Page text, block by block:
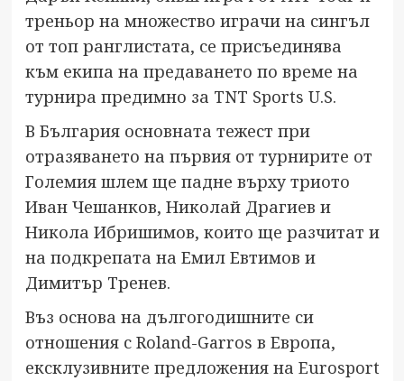
треньор на множество играчи на сингъл
от топ ранглистата, се присъединява
към екипа на предаването по време на
турнира предимно за TNT Sports U.S.
В България основната тежест при
отразяването на първия от турнирите от
Големия шлем ще падне върху триото
Иван Чешанков, Николай Драгиев и
Никола Ибришимов, които ще разчитат и
на подкрепата на Емил Евтимов и
Димитър Тренев.
Въз основа на дългогодишните си
отношения с Roland-Garros в Европа,
ексклузивните предложения на Eurosport